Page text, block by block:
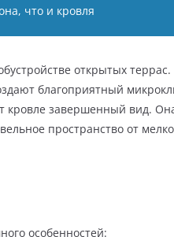
что и кровля
открытых
благоприятный
кровле завершенный вид.
пространство от
особенностей: